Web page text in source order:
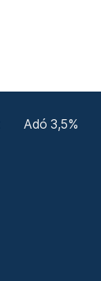
Adó 3,5%